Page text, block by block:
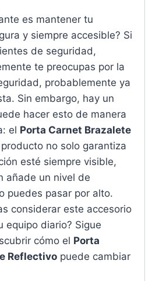
es mantener tu
y siempre accesible? Si
de seguridad,
te preocupas por la
probablemente ya
Sin embargo, hay un
hacer esto de manera
el Porta Carnet Brazalete
no solo garantiza
esté siempre visible,
añade un nivel de
puedes pasar por alto.
considerar este accesorio
equipo diario? Sigue
cómo el Porta
Reflectivo puede cambiar